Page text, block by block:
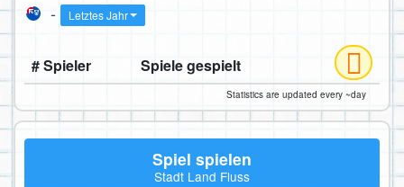
- Letztes Jahr
# Spieler Spiele gespielt
Statistics are updated every ~day
Spiel spielen
Stadt Land Fluss